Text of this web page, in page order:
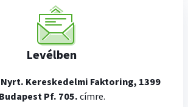
Levélben
Nyrt. Kereskedelmi Faktoring, 1399
Budapest Pf. 705.címre.